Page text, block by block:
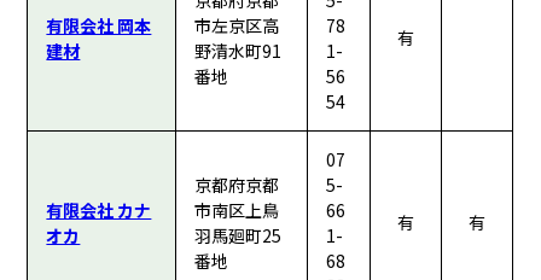
有限会社 岡本
建材
市左京区高
野清水町91
番地
78
1-
56
54
有
有限会社 カナ
オカ
京都府京都
市南区上鳥
羽馬廻町25
番地
07
5-
66
1-
68
有 有